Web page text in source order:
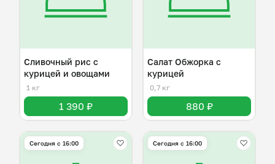
Сливочный рис с
курицей и овощами
1 кг
1 390 ₽
Салат Обжорка с
курицей
0,7 кг
880 ₽
Сегодня с 16:00 Сегодня с 16:00